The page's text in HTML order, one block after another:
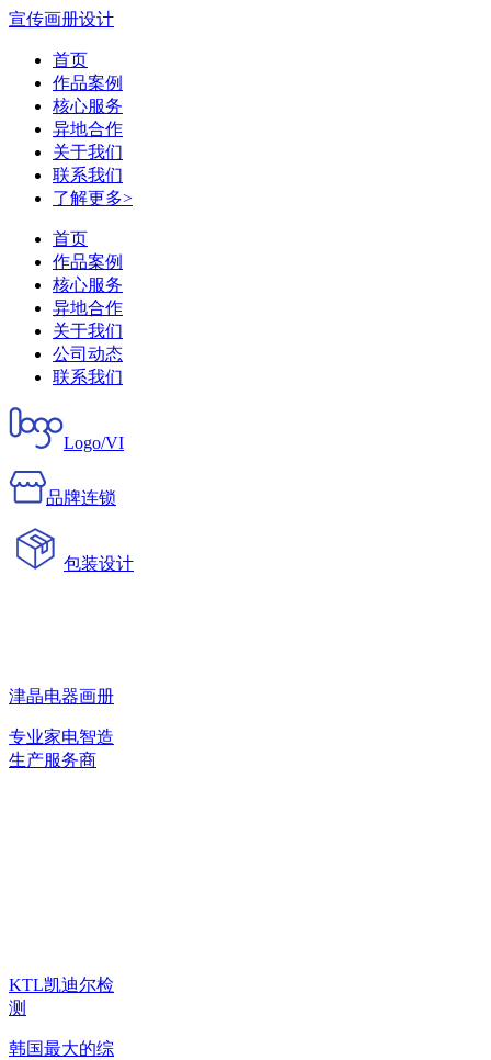
宣传画册设计
首页
作品案例
核心服务
异地合作
关于我们
联系我们
了解更多>
首页
作品案例
核心服务
异地合作
关于我们
公司动态
联系我们
Logo/VI
品牌连锁
包装设计
津晶电器画册
专业家电智造
生产服务商
KTL凯迪尔检
测
韩国最大的综